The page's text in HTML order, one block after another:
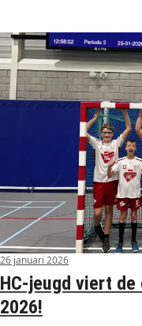
26 januari 2026
HC-jeugd viert
2026!